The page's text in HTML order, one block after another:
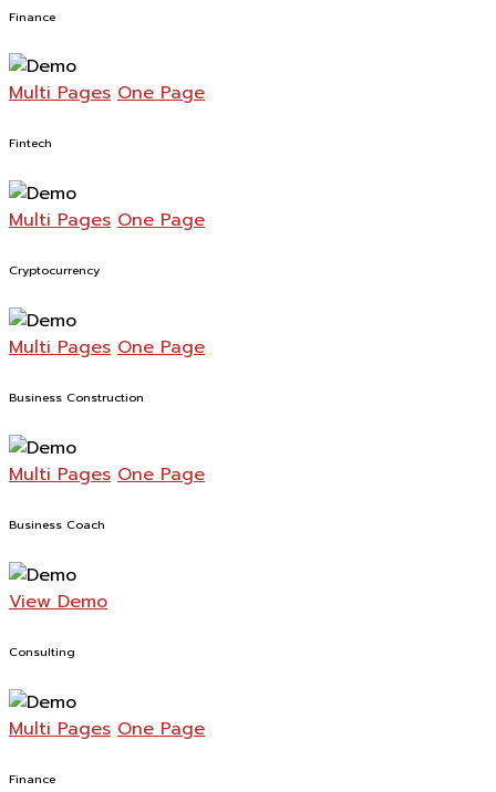
Finance
Multi Pages One Page
Fintech
Multi Pages One Page
Cryptocurrency
Multi Pages One Page
Business Construction
Multi Pages One Page
Business Coach
View Demo
Consulting
Multi Pages One Page
Finance